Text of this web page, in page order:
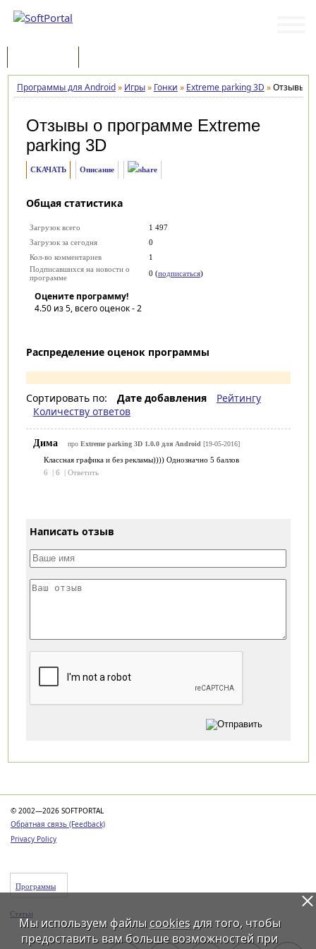
Программы для Android» Игры» Гонки » Extreme parking 3D »Отзывы
Отзывы о программе Extreme
parking 3D
СКАЧАТЬ Описание
Общая статистика
Загрузок всего
1 497
Загрузок за сегодня
0
Кол-во комментариев
1
Подписавшихся на новости о
программе
0 (подписаться)
Оцените программу!
4.50из 5, всего оценок -2
Распределение оценок программы
Сортировать по: Дате добавления
Рейтингу
Количеству ответов
Дима про Extreme parking 3D 1.0.0 для Android [19-05-2016]
Классная графика и без рекламы)))) Однозначно 5 баллов
6
| 6 | Ответить
Написать отзыв
© 2002—2026 SOFTPORTAL
Обратная связь (Feedback)
Privacy Policy
Программы
Статьи
Мы используем файлы cookiesдля того, чтобы
предоставить вам больше возможностей при